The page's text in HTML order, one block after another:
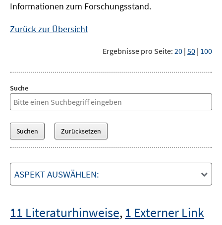
Informationen zum Forschungsstand.
Zurück zur Übersicht
Ergebnisse pro Seite: 20 | 50 | 100
Suche
ASPEKT AUSWÄHLEN:
11 Literaturhinweise, 1 Externer Link